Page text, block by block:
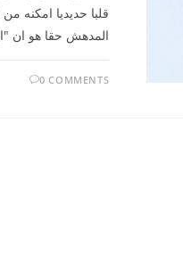
قلبا حديديا امكنه
المدهش حقا هو ان
0 COMMENTS